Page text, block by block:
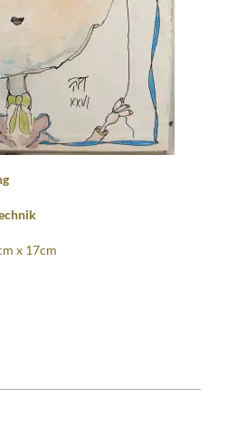
x 17cm